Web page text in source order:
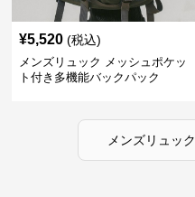
¥5,520 (税込)
メンズリュック メッシュポケッ
ト付き多機能バックパック
メンズリュック